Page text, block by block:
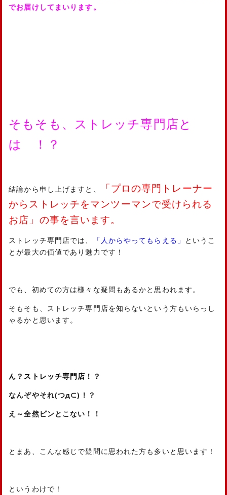
でお届けしてまいります。
そもそも、ストレッチ専門店と
は ！？
結論から申し上げますと、
「プロの専門トレーナー
からストレッチをマンツーマンで受けられる
お店」の事を言います。
ストレッチ専門店では、 「人からやってもらえる」
というこ
とが最大の価値であり魅力です！
でも、初めての方は様々な疑問もあるかと思われます。
そもそも、ストレッチ専門店を知らないという方もいらっし
ゃるかと思います。
ん？ストレッチ専門店！？
なんぞやそれ(つд⊂)！？
え～全然ピンとこない！！
とまあ、こんな感じで疑問に思われた方も多いと思います！
というわけで！